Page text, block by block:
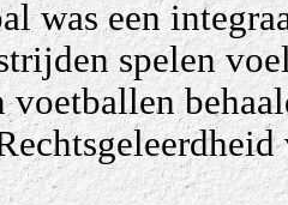
was een
spelen
voetballen